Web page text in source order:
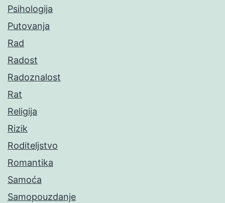
Psihologija
Putovanja
Rad
Radost
Radoznalost
Rat
Religija
Rizik
Roditeljstvo
Romantika
Samoća
Samopouzdanje